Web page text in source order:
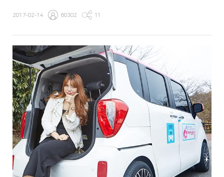
2017-02-14 60302 11